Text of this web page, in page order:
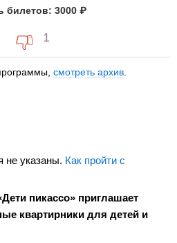
билетов: 3000 ₽
1
смотреть архив
не указаны. Как пройти с
пикассо» приглашает
квартирники для детей и